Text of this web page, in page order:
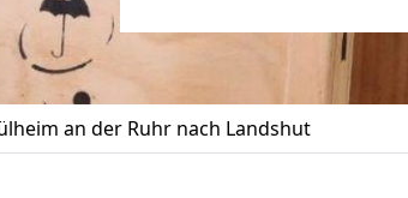
an der Ruhr nach Landshut